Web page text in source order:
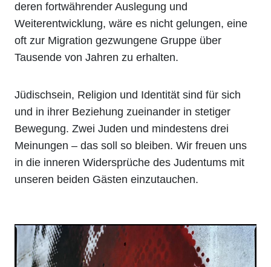
deren fortwährender Auslegung und
Weiterentwicklung, wäre es nicht gelungen, eine
oft zur Migration gezwungene Gruppe über
Tausende von Jahren zu erhalten.
Jüdischsein, Religion und Identität sind für sich
und in ihrer Beziehung zueinander in stetiger
Bewegung. Zwei Juden und mindestens drei
Meinungen – das soll so bleiben. Wir freuen uns
in die inneren Widersprüche des Judentums mit
unseren beiden Gästen einzutauchen.